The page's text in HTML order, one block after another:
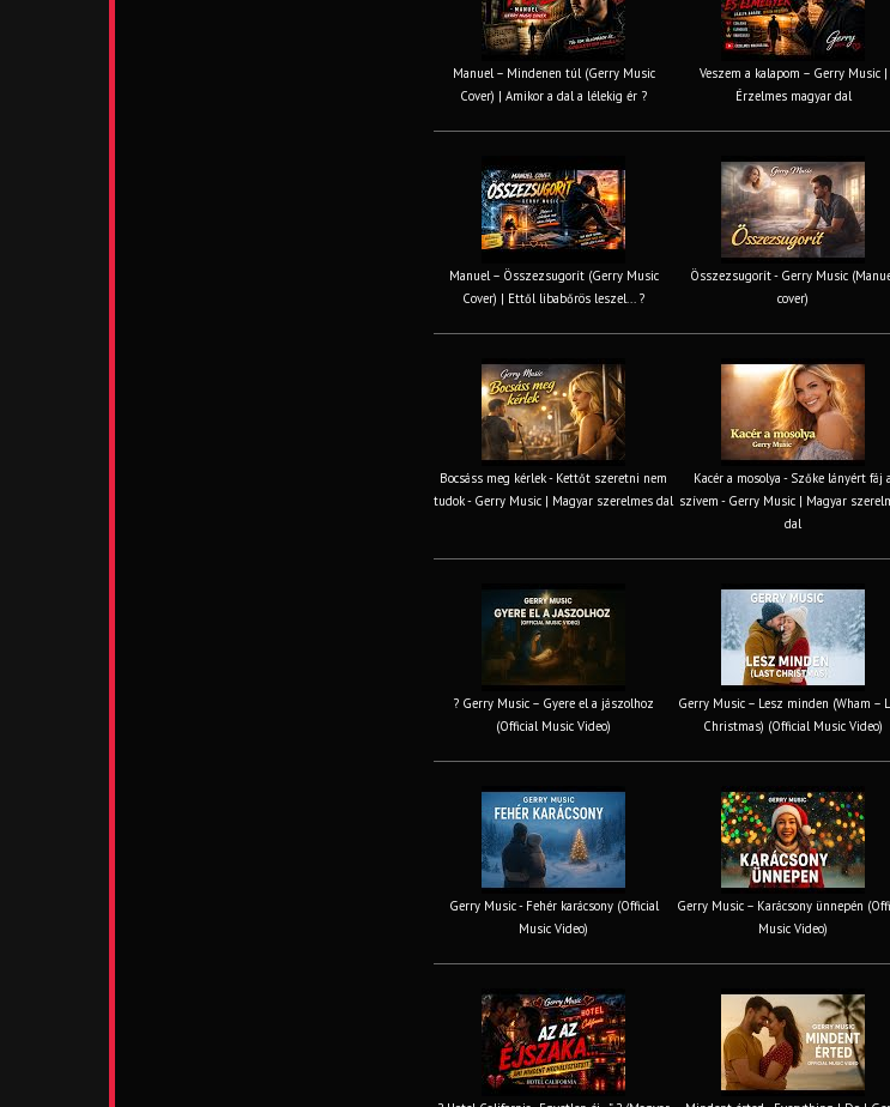
Manuel – Mindenen túl (Gerry Music
Cover) | Amikor a dal a lélekig ér ?
Veszem a kalapom – Gerry Music |
Érzelmes magyar dal
Manuel – Összezsugorít (Gerry Music
Cover) | Ettől libabőrös leszel... ?
Összezsugorít - Gerry Music
cover)
Bocsáss meg kérlek - Kettőt szeretni nem
tudok - Gerry Music | Magyar szerelmes dal
Kacér a mosolya - Szőke lányért fáj a
szívem - Gerry Music | Magyar
dal
? Gerry Music – Gyere el a jászolhoz
(Official Music Video)
Gerry Music – Lesz minden (Wham –
Christmas) (Official Music Video)
Gerry Music - Fehér karácsony (Official
Music Video)
Gerry Music – Karácsony ünnepén
Music Video)